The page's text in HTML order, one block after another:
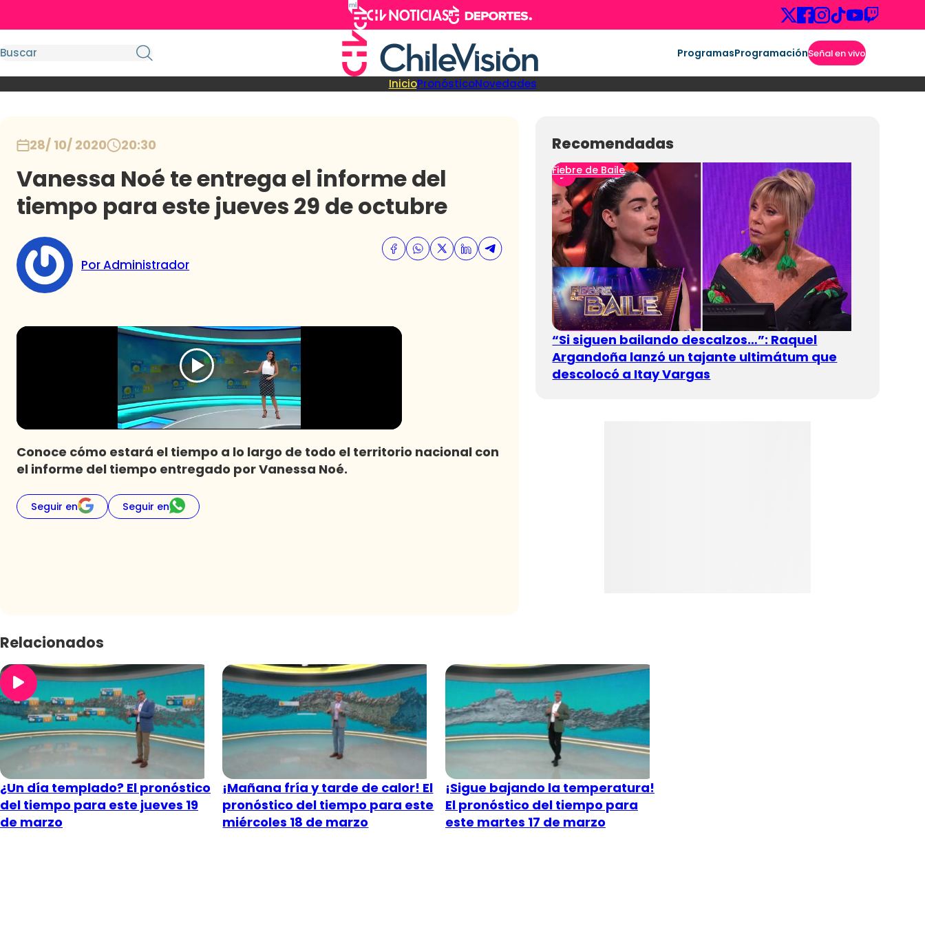
ProgramasProgramaciónSeñal en vivo
InicioPronósticoNovedades
28/ 10/ 2020 20:30
Vanessa Noé te entrega el informe del
tiempo para este jueves 29 de octubre
Por Administrador
Conoce cómo estará el tiempo a lo largo de todo el territorio nacional con
el informe del tiempo entregado por Vanessa Noé.
Seguir en Seguir en
Recomendadas
Fiebre de Baile
“Si siguen bailando descalzos…”: Raquel
Argandoña lanzó un tajante ultimátum que
descolocó a Itay Vargas
Relacionados
¿Un día templado? El pronóstico
del tiempo para este jueves 19
de marzo
¡Mañana fría y tarde de calor! El
pronóstico del tiempo para este
miércoles 18 de marzo
¡Sigue bajando la temperatura!
El pronóstico del tiempo para
este martes 17 de marzo